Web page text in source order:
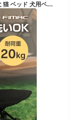
waku fimac ペットベッド ドッグコット コット 犬 猫 ベッド 犬用ベッド 小型犬 中型犬 キャンプ アウトドア コンパクト 軽量 おしゃれ